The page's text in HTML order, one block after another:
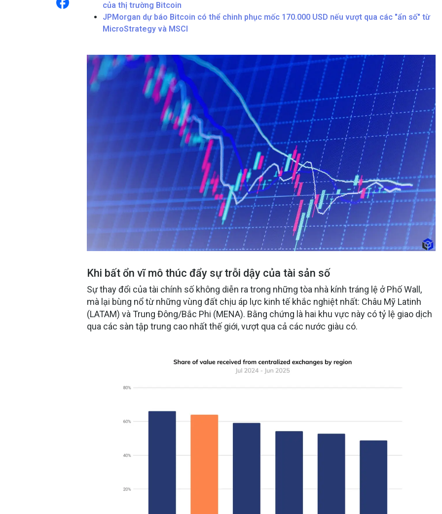
của thị trường Bitcoin
JPMorgan dự báo Bitcoin có thể chinh phục mốc 170.000 USD nếu vượt qua các "ẩn số" từ
MicroStrategy và MSCI
Khi bất ổn vĩ mô thúc đẩy sự trỗi dậy của tài sản số
Sự thay đổi của tài chính số không diễn ra trong những tòa nhà kính tráng lệ ở Phố Wall,
mà lại bùng nổ từ những vùng đất chịu áp lực kinh tế khắc nghiệt nhất: Châu Mỹ Latinh
(LATAM) vàTrung Đông/Bắc Phi (MENA). Bằng chứng là hai khu vực này cótỷ lệ giao dịch
qua các sàn tập trung cao nhấtthế giới, vượt qua cả các nước giàu có.